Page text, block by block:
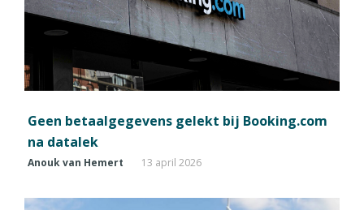
Geen betaalgegevens gelekt bij Booking.com
na datalek
Anouk van Hemert 13 april 2026